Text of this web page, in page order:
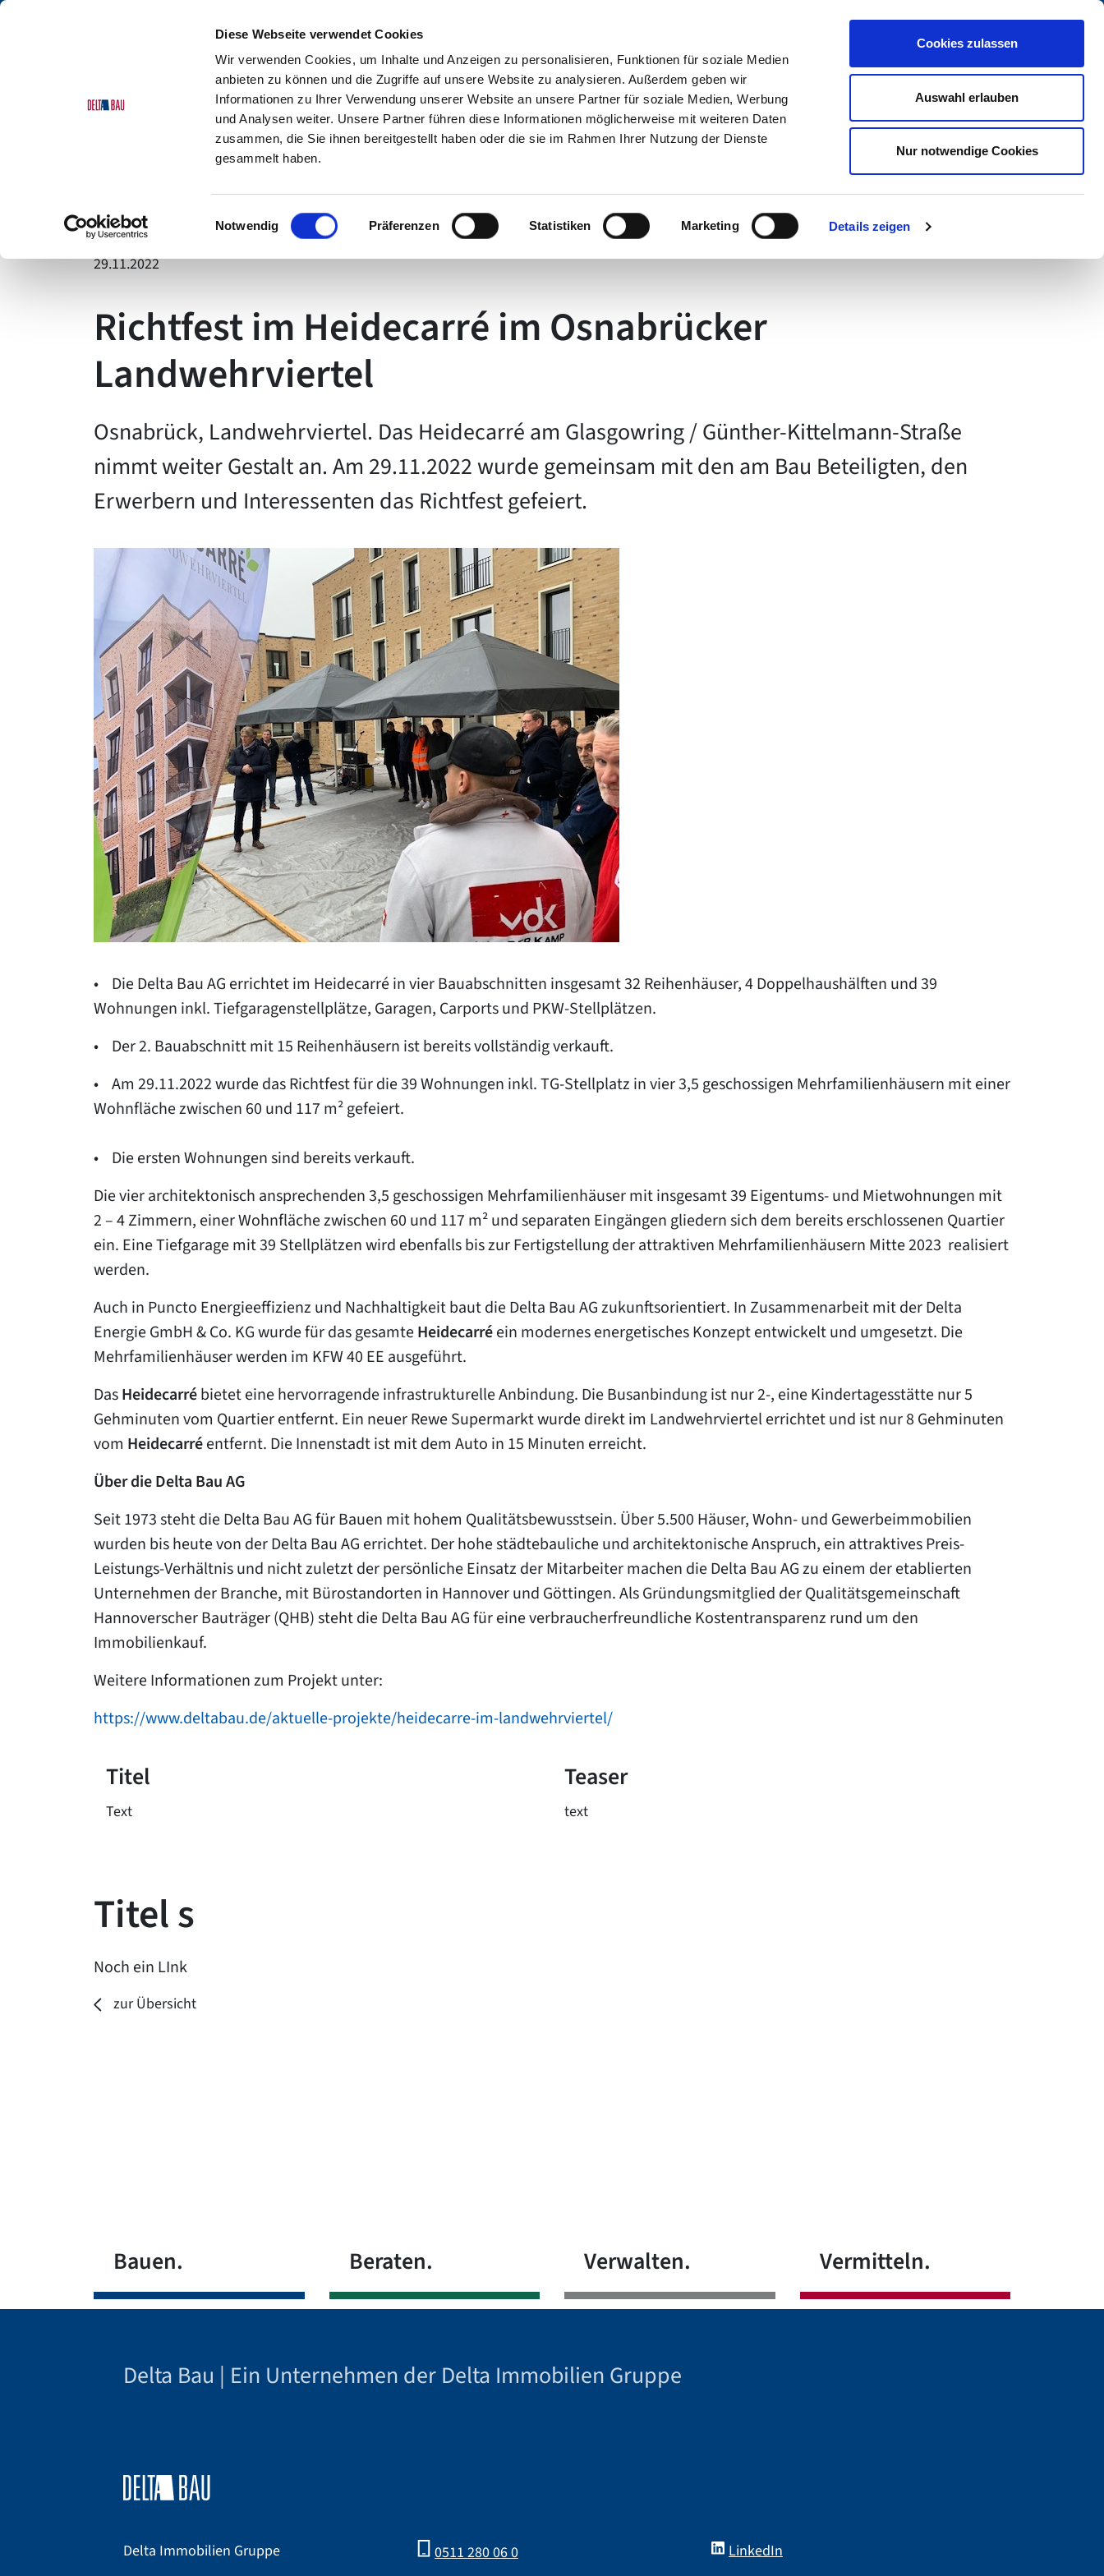
Diese Webseite verwendet Cookies
Wir verwenden Cookies, um Inhalte und Anzeigen zu personalisieren, Funktionen für soziale Medien
anbieten zu können und die Zugriffe auf unsere Website zu analysieren. Außerdem geben wir
Informationen zu Ihrer Verwendung unserer Website an unsere Partner für soziale Medien, Werbung
und Analysen weiter. Unsere Partner führen diese Informationen möglicherweise mit weiteren Daten
zusammen, die Sie ihnen bereitgestellt haben oder die sie im Rahmen Ihrer Nutzung der Dienste
gesammelt haben.
Einwilligungsauswahl
Notwendig Präferenzen Statistiken Marketing Details zeigen
Cookies zulassen
Auswahl erlauben
Nur notwendige Cookies
Suchen
Menü
Unternehmen Aktuelles Detailseite News
29.11.2022
Richtfest im Heidecarré im Osnabrücker
Landwehrviertel
Osnabrück, Landwehrviertel. Das Heidecarré am Glasgowring / Günther-Kittelmann-Straße
nimmt weiter Gestalt an. Am 29.11.2022 wurde gemeinsam mit den am Bau Beteiligten, den
Erwerbern und Interessenten das Richtfest gefeiert.
• Die Delta Bau AG errichtet im Heidecarré in vier Bauabschnitten insgesamt 32 Reihenhäuser, 4 Doppelhaushälften und 39
Wohnungen inkl. Tiefgaragenstellplätze, Garagen, Carports und PKW-Stellplätzen.
• Der 2. Bauabschnitt mit 15 Reihenhäusern ist bereits vollständig verkauft.
• Am 29.11.2022 wurde das Richtfest für die 39 Wohnungen inkl. TG-Stellplatz in vier 3,5 geschossigen Mehrfamilienhäusern mit einer
Wohnfläche zwischen 60 und 117 m² gefeiert.
• Die ersten Wohnungen sind bereits verkauft.
Die vier architektonisch ansprechenden 3,5 geschossigen Mehrfamilienhäuser mit insgesamt 39 Eigentums- und Mietwohnungen mit
2 – 4 Zimmern, einer Wohnfläche zwischen 60 und 117 m² und separaten Eingängen gliedern sich dem bereits erschlossenen Quartier
ein. Eine Tiefgarage mit 39 Stellplätzen wird ebenfalls bis zur Fertigstellung der attraktiven Mehrfamilienhäusern Mitte 2023 realisiert
werden.
Auch in Puncto Energieeffizienz und Nachhaltigkeit baut die Delta Bau AG zukunftsorientiert. In Zusammenarbeit mit der Delta
Energie GmbH & Co. KG wurde für das gesamteHeidecarréein modernes energetisches Konzept entwickelt und umgesetzt. Die
Mehrfamilienhäuser werden im KFW 40 EE ausgeführt.
DasHeidecarrébietet eine hervorragende infrastrukturelle Anbindung. Die Busanbindung ist nur 2-, eine Kindertagesstätte nur 5
Gehminuten vom Quartier entfernt. Ein neuer Rewe Supermarkt wurde direkt im Landwehrviertel errichtet und ist nur 8 Gehminuten
vom Heidecarréentfernt. Die Innenstadt ist mit dem Auto in 15 Minuten erreicht.
Über die Delta Bau AG
Seit 1973 steht die Delta Bau AG für Bauen mit hohem Qualitätsbewusstsein. Über 5.500 Häuser, Wohn- und Gewerbeimmobilien
wurden bis heute von der Delta Bau AG errichtet. Der hohe städtebauliche und architektonische Anspruch, ein attraktives Preis-
Leistungs-Verhältnis und nicht zuletzt der persönliche Einsatz der Mitarbeiter machen die Delta Bau AG zu einem der etablierten
Unternehmen der Branche, mit Bürostandorten in Hannover und Göttingen. Als Gründungsmitglied der Qualitätsgemeinschaft
Hannoverscher Bauträger (QHB) steht die Delta Bau AG für eine verbraucherfreundliche Kostentransparenz rund um den
Immobilienkauf.
Weitere Informationen zum Projekt unter:
https://www.deltabau.de/aktuelle-projekte/heidecarre-im-landwehrviertel/
Titel
Text
Teaser
text
Titel s
Noch ein LInk
zur Übersicht
Bauen. Beraten. Verwalten. Vermitteln.
Delta Bau | Ein Unternehmen der Delta Immobilien Gruppe
Delta Immobilien Gruppe 0511 280 06 0 LinkedIn